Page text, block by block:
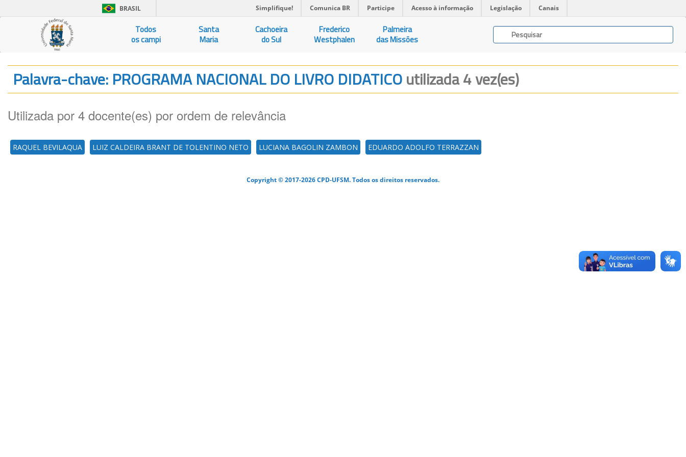
BRASIL Simplifique! Comunica BR Participe Acesso à informação Legislação Canais
Todos
os campi
Santa
Maria
Cachoeira
do Sul
Frederico
Westphalen
Palmeira
das Missões
Palavra-chave: PROGRAMA NACIONAL DO LIVRO DIDATICOutilizada 4 vez(es)
Utilizada por 4 docente(es) por ordem de relevância
RAQUEL BEVILAQUA LUIZ CALDEIRA BRANT DE TOLENTINO NETO LUCIANA BAGOLIN ZAMBON EDUARDO ADOLFO TERRAZZAN
Copyright © 2017-2026 CPD-UFSM. Todos os direitos reservados.